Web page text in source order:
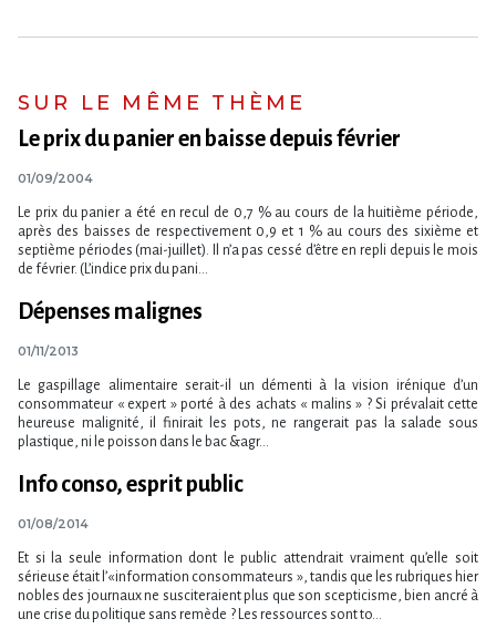
SUR LE MÊME THÈME
Le prix du panier en baisse depuis février
01/09/2004
Le prix du panier a été en recul de 0,7 % au cours de la huitième période,
après des baisses de respectivement 0,9 et 1 % au cours des sixième et
septième périodes (mai-juillet). Il n’a pas cessé d’être en repli depuis le mois
de février. (L’indice prix du pani...
Dépenses malignes
01/11/2013
Le gaspillage alimentaire serait-il un démenti à la vision irénique d’un
consommateur « expert » porté à des achats « malins » ? Si prévalait cette
heureuse malignité, il finirait les pots, ne rangerait pas la salade sous
plastique, ni le poisson dans le bac &agr...
Info conso, esprit public
01/08/2014
Et si la seule information dont le public attendrait vraiment qu’elle soit
sérieuse était l’« information consommateurs », tandis que les rubriques hier
nobles des journaux ne susciteraient plus que son scepticisme, bien ancré à
une crise du politique sans remède ? Les ressources sont to...